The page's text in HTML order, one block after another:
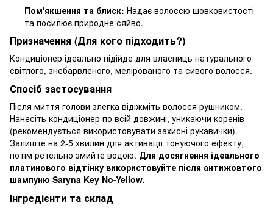
Пом'якшення та блиск: Надає волоссю шовковистості
та посилює природне сяйво.
Призначення (Для кого підходить?)
Кондиціонер ідеально підійде для власниць натурального
світлого, знебарвленого, мелірованого та сивого волосся.
Спосіб застосування
Після миття голови злегка відіжміть волосся рушником.
Нанесіть кондиціонер по всій довжині, уникаючи коренів
(рекомендується використовувати захисні рукавички).
Залиште на 2-5 хвилин для активації тонуючого ефекту,
потім ретельно змийте водою. Для досягнення ідеального
платинового відтінку використовуйте після антижовтого
шампуню Saryna Key No-Yellow.
Інгредієнти та склад